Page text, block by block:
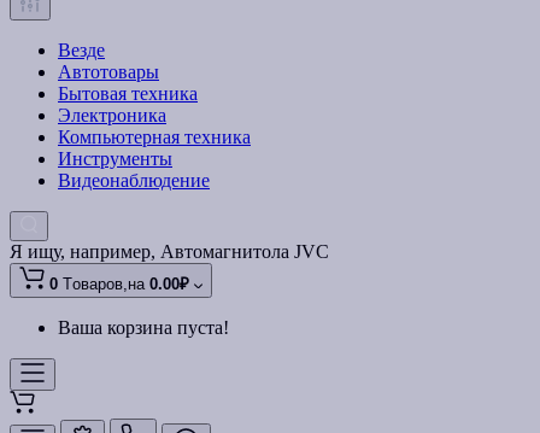
Везде
Автотовары
Бытовая техника
Электроника
Компьютерная техника
Инструменты
Видеонаблюдение
Я ищу, например, Автомагнитола JVC
0 Tоваров,на 0.00₽
Ваша корзина пуста!